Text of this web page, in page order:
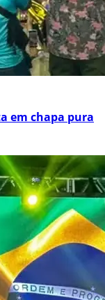
em chapa pura